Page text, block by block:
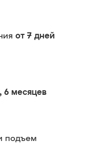
от 7 дней
6 месяцев
подъем